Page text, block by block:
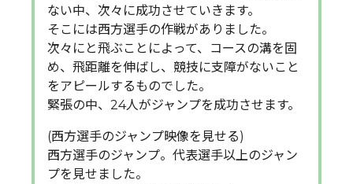
ない中、次々に成功させていきます。
そこには西方選手の作戦がありました。
次々にと飛ぶことによって、コースの溝を固
め、飛距離を伸ばし、競技に支障がないこと
をアピールするものでした。
緊張の中、24人がジャンプを成功させます。
(西方選手のジャンプ映像を見せる)
西方選手のジャンプ。代表選手以上のジャン
プを見せました。